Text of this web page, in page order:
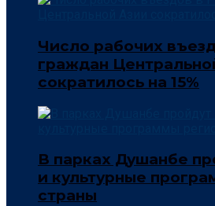
Число рабочих
граждан
сократилось на 15%
В парках Душанбе
и культурные
страны